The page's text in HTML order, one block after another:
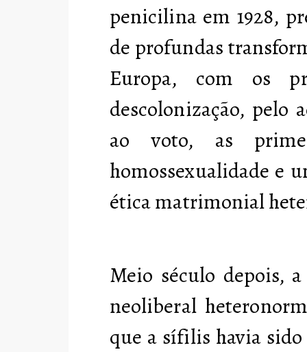
penicilina em 1928,
de profundas
Europa, com os
descolonização, pelo
ao voto, as
homossexualidade e
ética matrimonial
Meio século depois,
neoliberal
que a sífilis havia